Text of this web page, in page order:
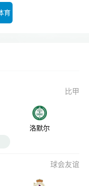
育
比甲
洛默尔
球会友谊